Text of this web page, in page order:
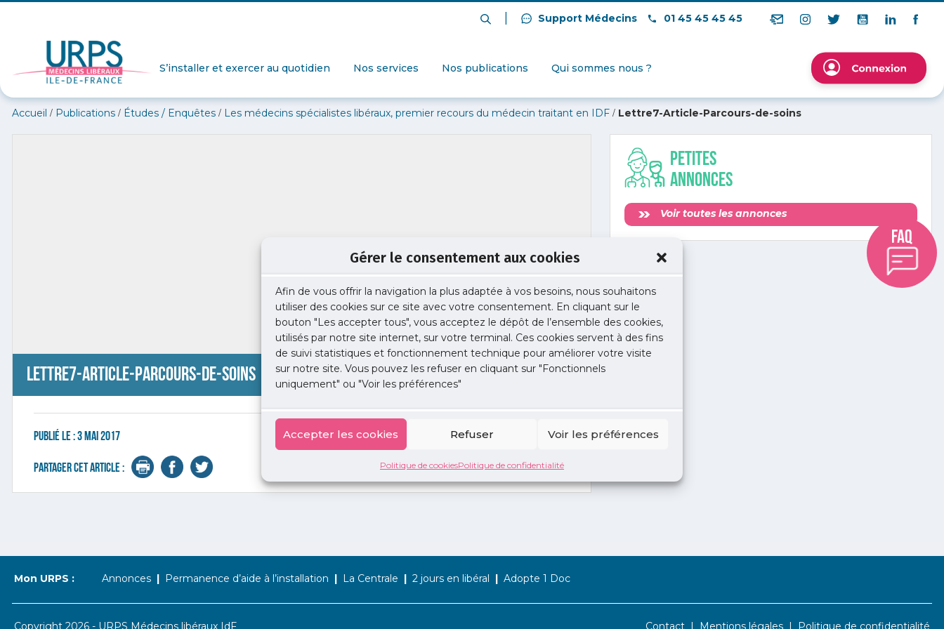
Gérer le consentement aux cookies
Afin de vous offrir la navigation la plus adaptée à vos besoins, nous souhaitons
utiliser des cookies sur ce site avec votre consentement. En cliquant sur le
bouton "Les accepter tous", vous acceptez le dépôt de l’ensemble des cookies,
utilisés par notre site internet, sur votre terminal. Ces cookies servent à des fins
de suivi statistiques et fonctionnement technique pour améliorer votre visite
sur notre site. Vous pouvez les refuser en cliquant sur "Fonctionnels
uniquement" ou "Voir les préférences"
Accepter les cookies Refuser Voir les préférences
Politique de cookiesPolitique de confidentialité
Support Médecins 01 45 45 45 45
S’installer et exercer au quotidien Nos services Nos publications Qui sommes nous ?
Accueil / Publications / Études / Enquêtes / Les médecins spécialistes libéraux, premier recours du médecin traitant en IDF / Lettre7-Article-Parcours-de-soins
Lettre7-Article-Parcours-de-soins
Publié le :3 mai 2017
Partager cet article :
Petites
annonces
Voir toutes les annonces
Mon URPS : Annonces Permanence d’aide à l’installation La Centrale 2 jours en libéral Adopte 1 Doc
Copyright 2026 - URPS Médecins libéraux IdF Contact Mentions légales Politique de confidentialité